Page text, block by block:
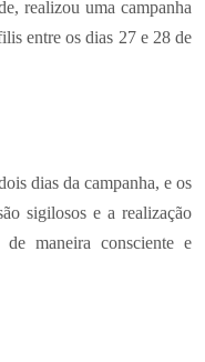
realizou uma campanha
entre os dias 27 e 28 de
dias da campanha, e os
sigilosos e a realização
maneira consciente e